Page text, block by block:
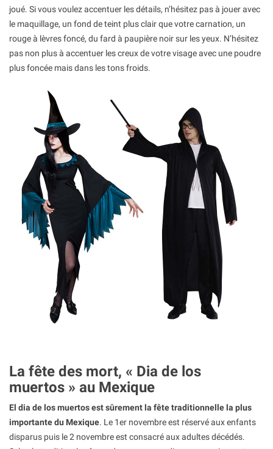
joué. Si vous voulez accentuer les détails, n’hésitez pas à jouer avec
le maquillage, un fond de teint plus clair que votre carnation, un
rouge à lèvres foncé, du fard à paupière noir sur les yeux. N’hésitez
pas non plus à accentuer les creux de votre visage avec une poudre
plus foncée mais dans les tons froids.
La fête des mort, « Dia de los
muertos » au Mexique
El dia de los muertos est sûrement la fête traditionnelle la plus
importante du Mexique. Le 1er novembre est réservé aux enfants
disparus puis le 2 novembre est consacré aux adultes décédés.